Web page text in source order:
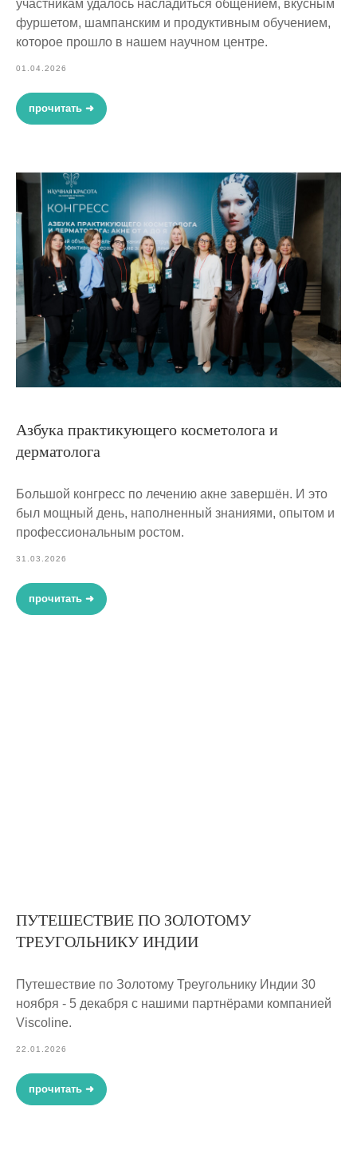
участникам удалось насладиться общением, вкусным
фуршетом, шампанским и продуктивным обучением,
которое прошло в нашем научном центре.
01.04.2026
прочитать ➜
Азбука практикующего косметолога и
дерматолога
Большой конгресс по лечению акне завершён. И это
был мощный день, наполненный знаниями, опытом и
профессиональным ростом.
31.03.2026
прочитать ➜
ПУТЕШЕСТВИЕ ПО ЗОЛОТОМУ
ТРЕУГОЛЬНИКУ ИНДИИ
Путешествие по Золотому Треугольнику Индии 30
ноября - 5 декабря с нашими партнёрами компанией
Viscoline.
22.01.2026
прочитать ➜